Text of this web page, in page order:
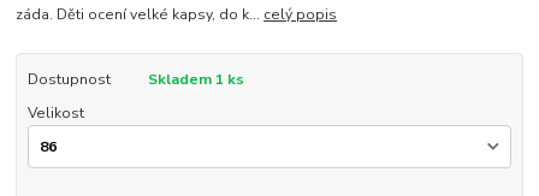
záda. Děti ocení velké kapsy, do k... celý popis
Dostupnost
Skladem 1 ks
Velikost